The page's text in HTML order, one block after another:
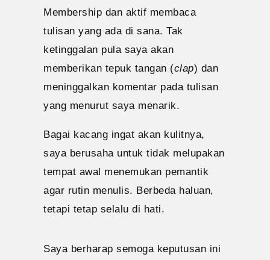
Membership dan aktif membaca
tulisan yang ada di sana. Tak
ketinggalan pula saya akan
memberikan tepuk tangan (clap) dan
meninggalkan komentar pada tulisan
yang menurut saya menarik.
Bagai kacang ingat akan kulitnya,
saya berusaha untuk tidak melupakan
tempat awal menemukan pemantik
agar rutin menulis. Berbeda haluan,
tetapi tetap selalu di hati.
Saya berharap semoga keputusan ini